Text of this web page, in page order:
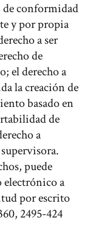
de conformidad
y por propia
a ser
de
el derecho a
la creación de
basado en
de
a
puede
electrónico a
por escrito
2495-424